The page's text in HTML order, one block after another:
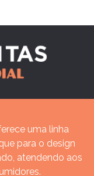
uma linha
para o design
atendendo aos